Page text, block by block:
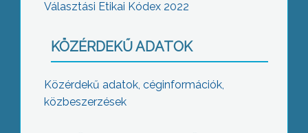
Választási Etikai Kódex 2022
KÖZÉRDEKŰ ADATOK
Közérdekű adatok, céginformációk,
közbeszerzések